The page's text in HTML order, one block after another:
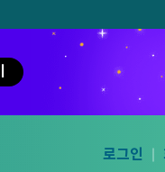
로그인